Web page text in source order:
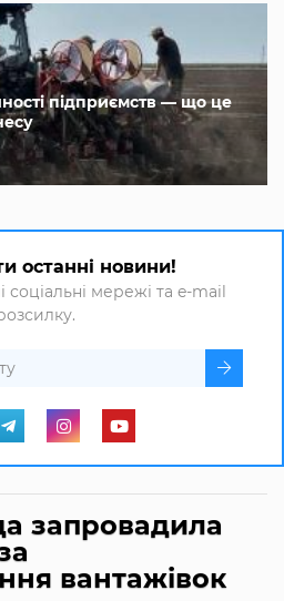
підприємств — що це
останні новини!
соціальні мережі та e-mail
запровадила
вантажівок